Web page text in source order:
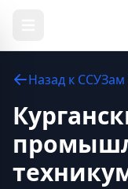
Назад к ССУЗам